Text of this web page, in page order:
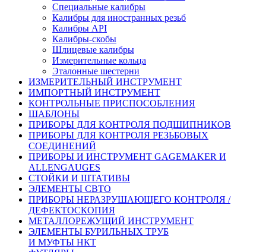
Специальные калибры
Калибры для иностранных резьб
Калибры API
Калибры-скобы
Шлицевые калибры
Измерительные кольца
Эталонные шестерни
ИЗМЕРИТЕЛЬНЫЙ ИНСТРУМЕНТ
ИМПОРТНЫЙ ИНСТРУМЕНТ
КОНТРОЛЬНЫЕ ПРИСПОСОБЛЕНИЯ
ШАБЛОНЫ
ПРИБОРЫ ДЛЯ КОНТРОЛЯ ПОДШИПНИКОВ
ПРИБОРЫ ДЛЯ КОНТРОЛЯ РЕЗЬБОВЫХ
СОЕДИНЕНИЙ
ПРИБОРЫ И ИНСТРУМЕНТ GAGEMAKER И
ALLENGAUGES
СТОЙКИ И ШТАТИВЫ
ЭЛЕМЕНТЫ СВТО
ПРИБОРЫ НЕРАЗРУШАЮЩЕГО КОНТРОЛЯ /
ДЕФЕКТОСКОПИЯ
МЕТАЛЛОРЕЖУЩИЙ ИНСТРУМЕНТ
ЭЛЕМЕНТЫ БУРИЛЬНЫХ ТРУБ
И МУФТЫ НКТ